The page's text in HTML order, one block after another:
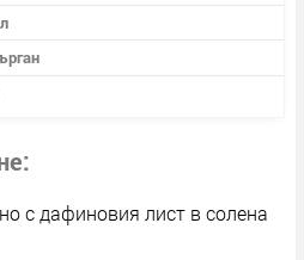
с дафиновия лист в солена